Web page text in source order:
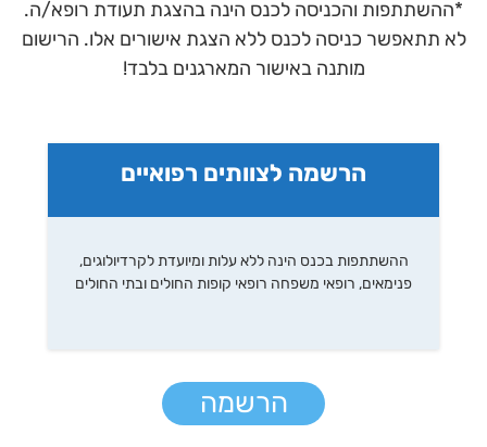
*ההשתתפות והכניסה לכנס הינה בהצגת תעודת רופא/ה.
לא תתאפשר כניסה לכנס ללא הצגת אישורים אלו. הרישום
מותנה באישור המארגנים בלבד!
הרשמה לצוותים רפואיים
ההשתתפות בכנס הינה ללא עלות ומיועדת לקרדיולוגים,
פנימאים, רופאי משפחה רופאי קופות החולים ובתי החולים
הרשמה